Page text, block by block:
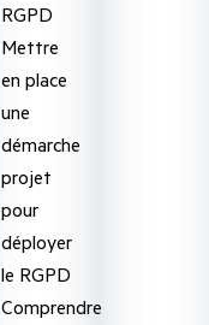
RGPD
Mettre
en place
une
démarche
projet
pour
déployer
le RGPD
Comprendre